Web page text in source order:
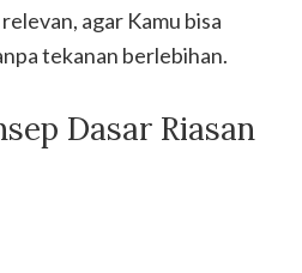
agar Kamu bisa
tekanan berlebihan.
Dasar Riasan